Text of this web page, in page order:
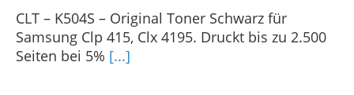
CLT – K504S – Original Toner Schwarz für
Samsung Clp 415, Clx 4195. Druckt bis zu 2.500
Seiten bei 5% [...]